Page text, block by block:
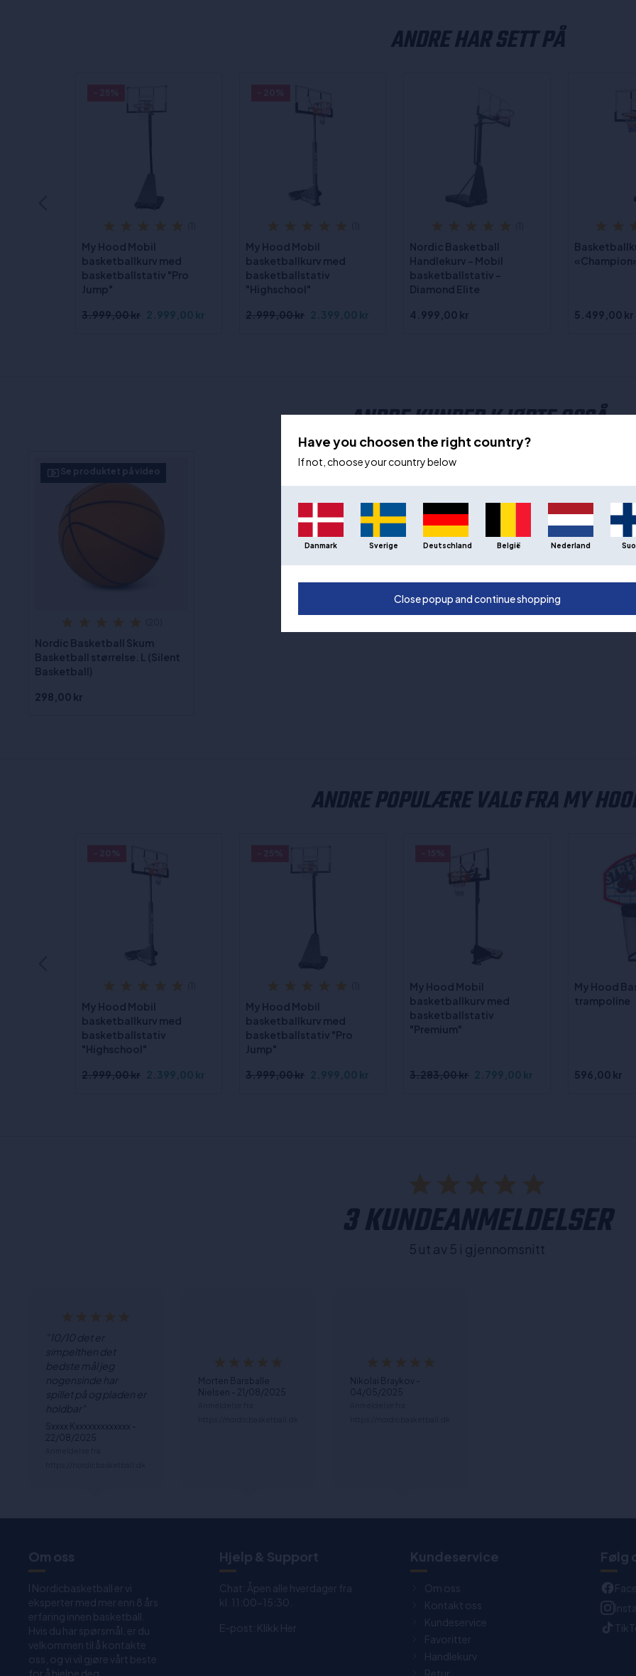
ANDRE HAR SETT PÅ
My Hood Mobil
basketballkurv med
basketballstativ "Pro
Jump"
3.999,00 kr 2.999,00 kr
My Hood Mobil
basketballkurv med
basketballstativ
"Highschool"
2.999,00 kr 2.399,00 kr
Nordic Basketball
Handlekurv – Mobil
basketballstativ –
Diamond Elite
4.999,00 kr
5.499,00 kr
ANDRE KUNDER KJØPTE OGSÅ
Se produktet på video
Nordic Basketball Skum
Basketball størrelse. L (Silent
Basketball)
298,00 kr
ANDRE POPULÆRE VALG FRA MY
My Hood Mobil
basketballkurv med
basketballstativ
"Highschool"
2.999,00 kr 2.399,00 kr
My Hood Mobil
basketballkurv med
basketballstativ "Pro
Jump"
3.999,00 kr 2.999,00 kr
My Hood Mobil
basketballkurv med
basketballstativ
"Premium"
3.283,00 kr 2.799,00 kr
My Hood
trampoline
596,00 kr
3 KUNDEANMELDELSER
5 ut av 5 i gjennomsnitt
"10/10 det er
simpelthen det
bedste mål jeg
nogensinde har
spillet på og pladen er
holdbar"
Sxxxx Kxxxxxxxxxxxxx -
22/08/2025
Morten Barsballe
Nielsen - 21/08/2025
Nikolai Braykov -
04/05/2025
Om oss
I Nordicbasketball er vi
eksperter med mer enn 8 års
erfaring innen basketball.
Hvis du har spørsmål, er du
velkommen til å kontakte
oss, og vi vil gjøre vårt beste
for å hjelpe deg
Hjelp & Support
Chat: Åpen alle hverdager fra
kl. 11:00-15:30.
E-post: Klikk Her
Kundeservice
Om oss
Kontakt oss
Kundeservice
Favoritter
Handlekurv
Retur
Følg
Have you choosen the right country?
If not, choose your country below
Danmark Sverige Deutschland België Nederland
Close popup and continue shopping